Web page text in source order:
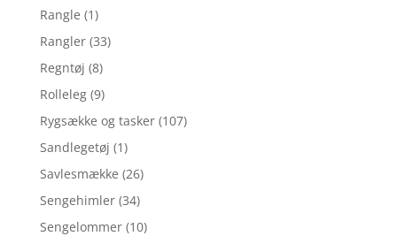
Rangle (1)
Rangler (33)
Regntøj (8)
Rolleleg (9)
Rygsække og tasker (107)
Sandlegetøj (1)
Savlesmække (26)
Sengehimler (34)
Sengelommer (10)